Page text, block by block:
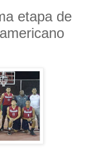
etapa de